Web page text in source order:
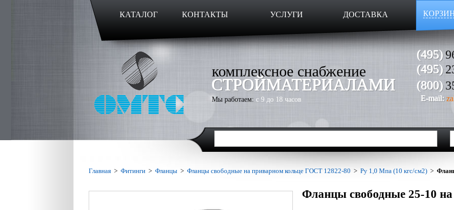
КАТАЛОГ КОНТАКТЫ УСЛУГИ ДОСТАВКА
комплексное снабжение
СТРОЙМАТЕРИАЛАМИ
Мы работаем: с 9 до 18 часов
(495)
(495)
(800)
E-mail:
Главная > Фитинги > Фланцы > Фланцы свободные на приварном кольце ГОСТ 12822-80 > Ру 1,0 Мпа (10 кгс/см2) >
Фланцы свободные 25-10